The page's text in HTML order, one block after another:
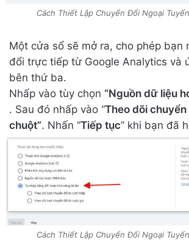
Cách Thiết Lập Chuyển Đổi Ngoại
Một cửa sổ sẽ mở ra, cho phép bạn
đổi trực tiếp từ Google Analytics và
bên thứ ba.
Nhấp vào tùy chọn “Nguồn dữ liệu
. Sau đó nhấp vào “Theo dõi
chuột”. Nhấn “Tiếp tục” khi bạn đã
Cách Thiết Lập Chuyển Đổi Ngoại